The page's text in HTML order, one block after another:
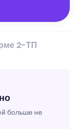
2-ТП
больше не